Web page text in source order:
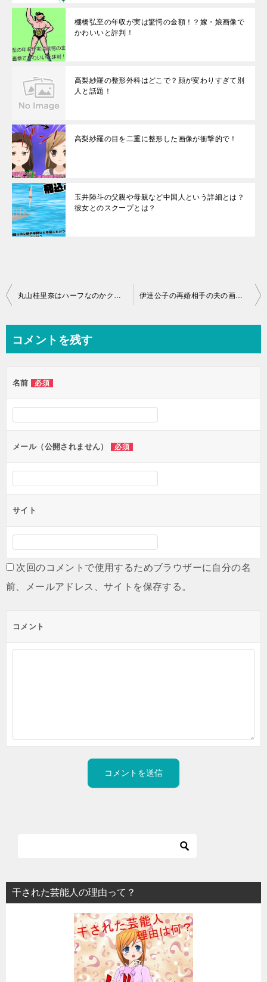
棚橋弘至の年収が実は驚愕の金額！？嫁・娘画像で
かわいいと評判！
高梨紗羅の整形外科はどこで？顔が変わりすぎて別
人と話題！
高梨紗羅の目を二重に整形した画像が衝撃的で！
玉井陸斗の父親や母親など中国人という詳細とは？
彼女とのスクープとは？
投
ビ
ー
シ
ン
丸山桂里奈はハーフなのかクォーターなのか？再婚といわれる結婚の真実とは！ 伊達公子の再婚相手の夫の画像や職業とは？馴れ初めが驚愕の！
コメントを残す
名前 必須
メール（公開されません） 必須
サイト
次回のコメントで使用するためブラウザーに自分の名
前、メールアドレス、サイトを保存する。
コメント
干された芸能人の理由って？